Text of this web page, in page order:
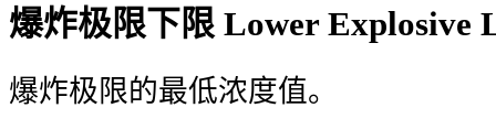
爆炸极限下限 Lower Explosive
爆炸极限的最低浓度值。